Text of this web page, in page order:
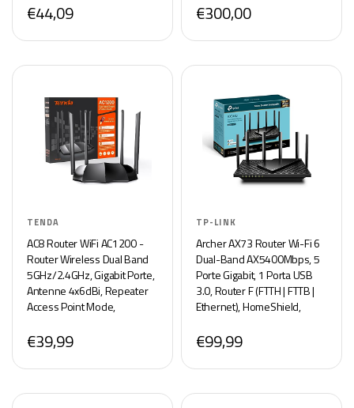
€44,09
bianco, adatto per la
Germania)
€300,00
TENDA
AC8 Router WiFi AC1200 -
Router Wireless Dual Band
5GHz/2.4GHz, Gigabit Porte,
Antenne 4x6dBi, Repeater
Access Point Mode,
MIMO/Controllo
APP/IPv6/WPS
€39,99
TP-LINK
Archer AX73 Router Wi-Fi 6
Dual-Band AX5400Mbps, 5
Porte Gigabit, 1 Porta USB
3.0, Router F (FTTH | FTTB |
Ethernet), HomeShield,
Compatibile con Alexa
€99,99